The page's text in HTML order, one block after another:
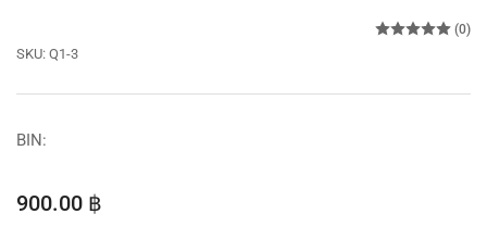
SKU: Q1-3
(0)
BIN:
Regular
900.00 ฿